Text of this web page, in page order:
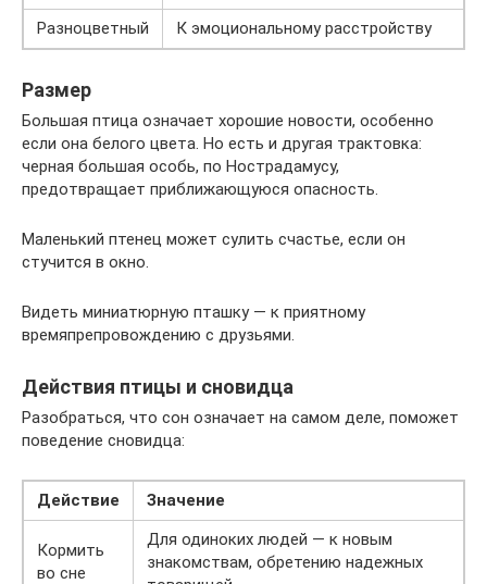
Разноцветный
К эмоциональному расстройству
Размер
Большая птица означает хорошие новости, особенно
если она белого цвета. Но есть и другая трактовка:
черная большая особь, по Нострадамусу,
предотвращает приближающуюся опасность.
Маленький птенец может сулить счастье, если он
стучится в окно.
Видеть миниатюрную пташку — к приятному
времяпрепровождению с друзьями.
Действия птицы и сновидца
Разобраться, что сон означает на самом деле, поможет
поведение сновидца:
Действие Значение
Кормить
во сне
Для одиноких людей — к новым
знакомствам, обретению надежных